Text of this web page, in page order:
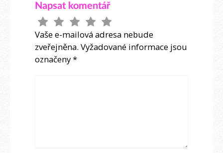
Napsat komentář
Vaše e-mailová adresa nebude
zveřejněna. Vyžadované informace jsou
označeny*